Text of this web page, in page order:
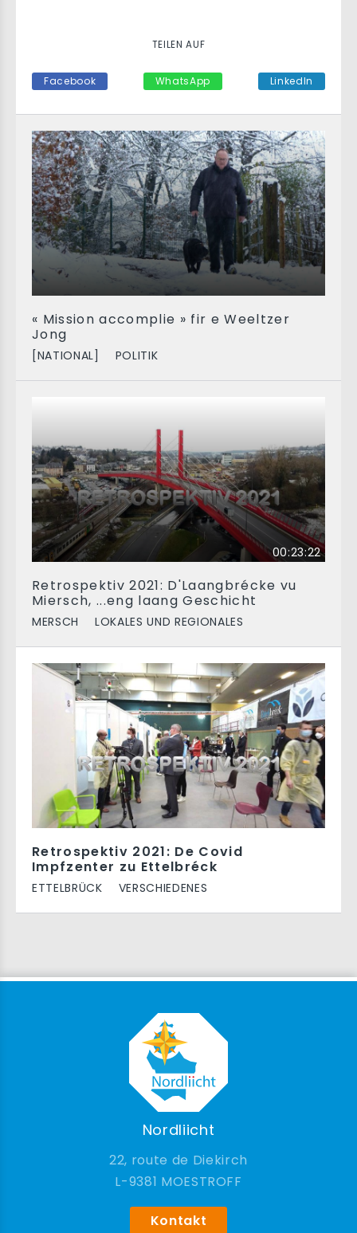
« Mission accomplie » fir e Weeltzer
Jong
[NATIONAL] POLITIK
00:23:22
Retrospektiv 2021: D'Laangbrécke vu
Miersch, ...eng laang Geschicht
MERSCH LOKALES UND REGIONALES
Retrospektiv 2021: De Covid
Impfzenter zu Ettelbréck
ETTELBRÜCK VERSCHIEDENES
TEILEN AUF
Facebook WhatsApp LinkedIn
Nordliicht
22, route de Diekirch
9381 MOESTROFF
Kontakt